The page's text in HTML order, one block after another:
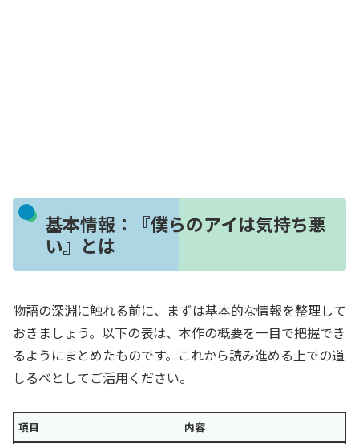
基本情報：『僕らのアイは気持ち悪
い』とは
物語の深淵に触れる前に、まずは基本的な情報を整理して
おきましょう。以下の表は、本作の概要を一目で把握でき
るようにまとめたものです。これから読み進める上での道
しるべとしてご活用ください。
項目
内容